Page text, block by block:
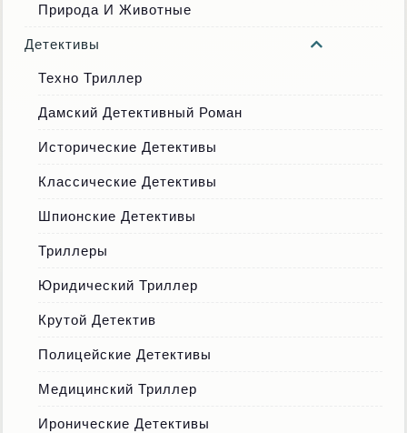
Природа И Животные
Детективы
Техно Триллер
Дамский Детективный Роман
Исторические Детективы
Классические Детективы
Шпионские Детективы
Триллеры
Юридический Триллер
Крутой Детектив
Полицейские Детективы
Медицинский Триллер
Иронические Детективы